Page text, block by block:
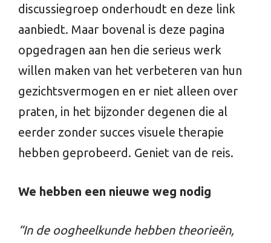
discussiegroep onderhoudt en deze link
aanbiedt. Maar bovenal is deze pagina
opgedragen aan hen die serieus werk
willen maken van het verbeteren van hun
gezichtsvermogen en er niet alleen over
praten, in het bijzonder degenen die al
eerder zonder succes visuele therapie
hebben geprobeerd. Geniet van de reis.
We hebben een nieuwe weg nodig
“In de oogheelkunde hebben theorieën,